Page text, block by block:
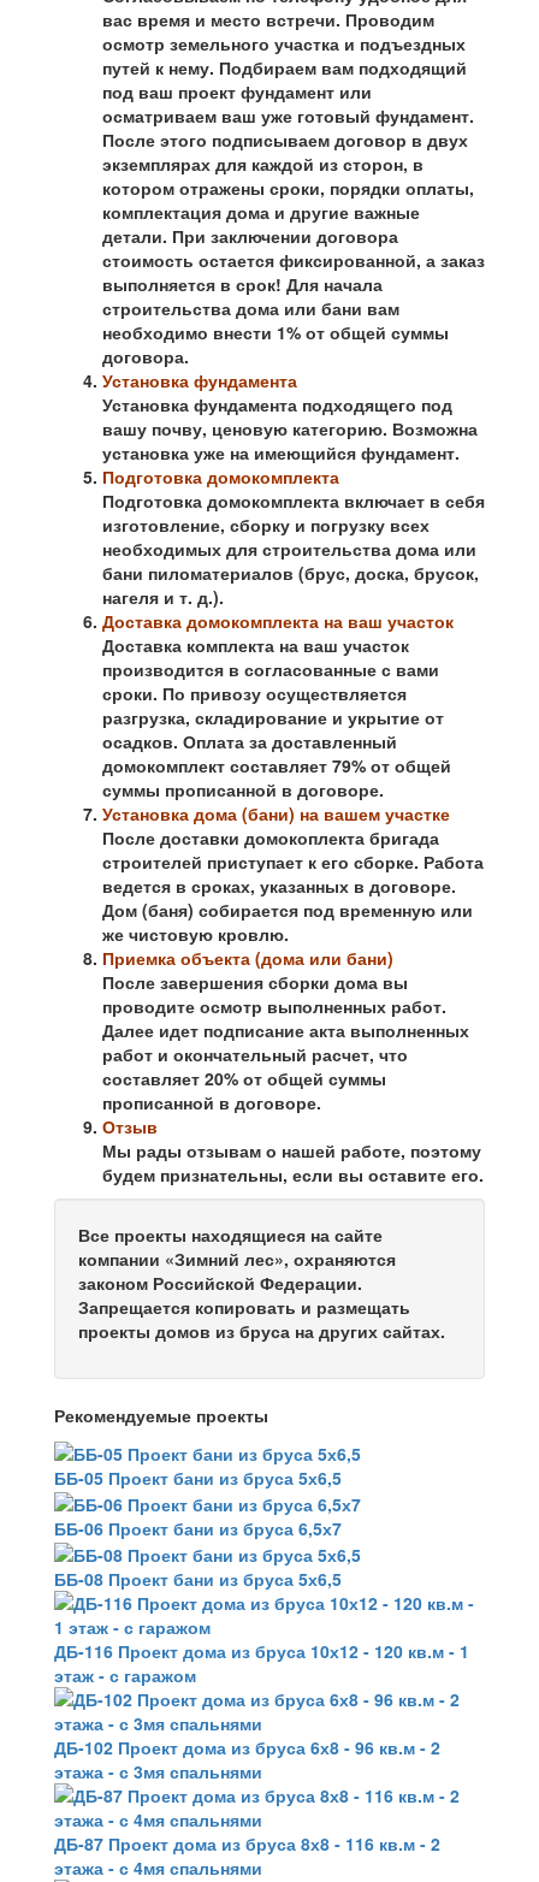
вас время и место встречи. Проводим
осмотр земельного участка и подъездных
путей к нему. Подбираем вам подходящий
под ваш проект фундамент или
осматриваем ваш уже готовый фундамент.
После этого подписываем договор в двух
экземплярах для каждой из сторон, в
котором отражены сроки, порядки оплаты,
комплектация дома и другие важные
детали. При заключении договора
стоимость остается фиксированной, а заказ
выполняется в срок! Для начала
строительства дома или бани вам
необходимо внести 1% от общей суммы
договора.
Установка фундамента
Установка фундамента подходящего под
вашу почву, ценовую категорию. Возможна
установка уже на имеющийся фундамент.
Подготовка домокомплекта
Подготовка домокомплекта включает в себя
изготовление, сборку и погрузку всех
необходимых для строительства дома или
бани пиломатериалов (брус, доска, брусок,
нагеля и т. д.).
Доставка домокомплекта на ваш участок
Доставка комплекта на ваш участок
производится в согласованные с вами
сроки. По привозу осуществляется
разгрузка, складирование и укрытие от
осадков. Оплата за доставленный
домокомплект составляет 79% от общей
суммы прописанной в договоре.
Установка дома (бани) на вашем участке
После доставки домокоплекта бригада
строителей приступает к его сборке. Работа
ведется в сроках, указанных в договоре.
Дом (баня) собирается под временную или
же чистовую кровлю.
Приемка объекта (дома или бани)
После завершения сборки дома вы
проводите осмотр выполненных работ.
Далее идет подписание акта выполненных
работ и окончательный расчет, что
составляет 20% от общей суммы
прописанной в договоре.
Отзыв
Мы рады отзывам о нашей работе, поэтому
будем признательны, если вы оставите его.
Все проекты находящиеся на сайте
компании «Зимний лес», охраняются
законом Российской Федерации.
Запрещается копировать и размещать
проекты домов из бруса на других сайтах.
Рекомендуемые проекты
ББ-05 Проект бани из бруса 5х6,5
ББ-06 Проект бани из бруса 6,5х7
ББ-08 Проект бани из бруса 5х6,5
ДБ-116 Проект дома из бруса 10х12 - 120 кв.м - 1
этаж - с гаражом
ДБ-102 Проект дома из бруса 6х8 - 96 кв.м - 2
этажа - с 3мя спальнями
ДБ-87 Проект дома из бруса 8х8 - 116 кв.м - 2
этажа - с 4мя спальнями